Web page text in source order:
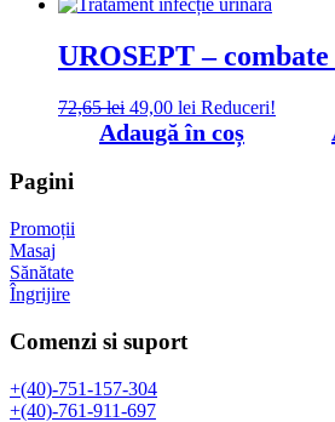
UROSEPT –
72,65lei Prețul
inițial
a
49,00 lei Prețul
curent
este:
Reduceri!
Adaugă în coș
Pagini
Promoții
Masaj
Sănătate
Îngrijire
Comenzi si suport
+(40)-751-157-304
+(40)-761-911-697